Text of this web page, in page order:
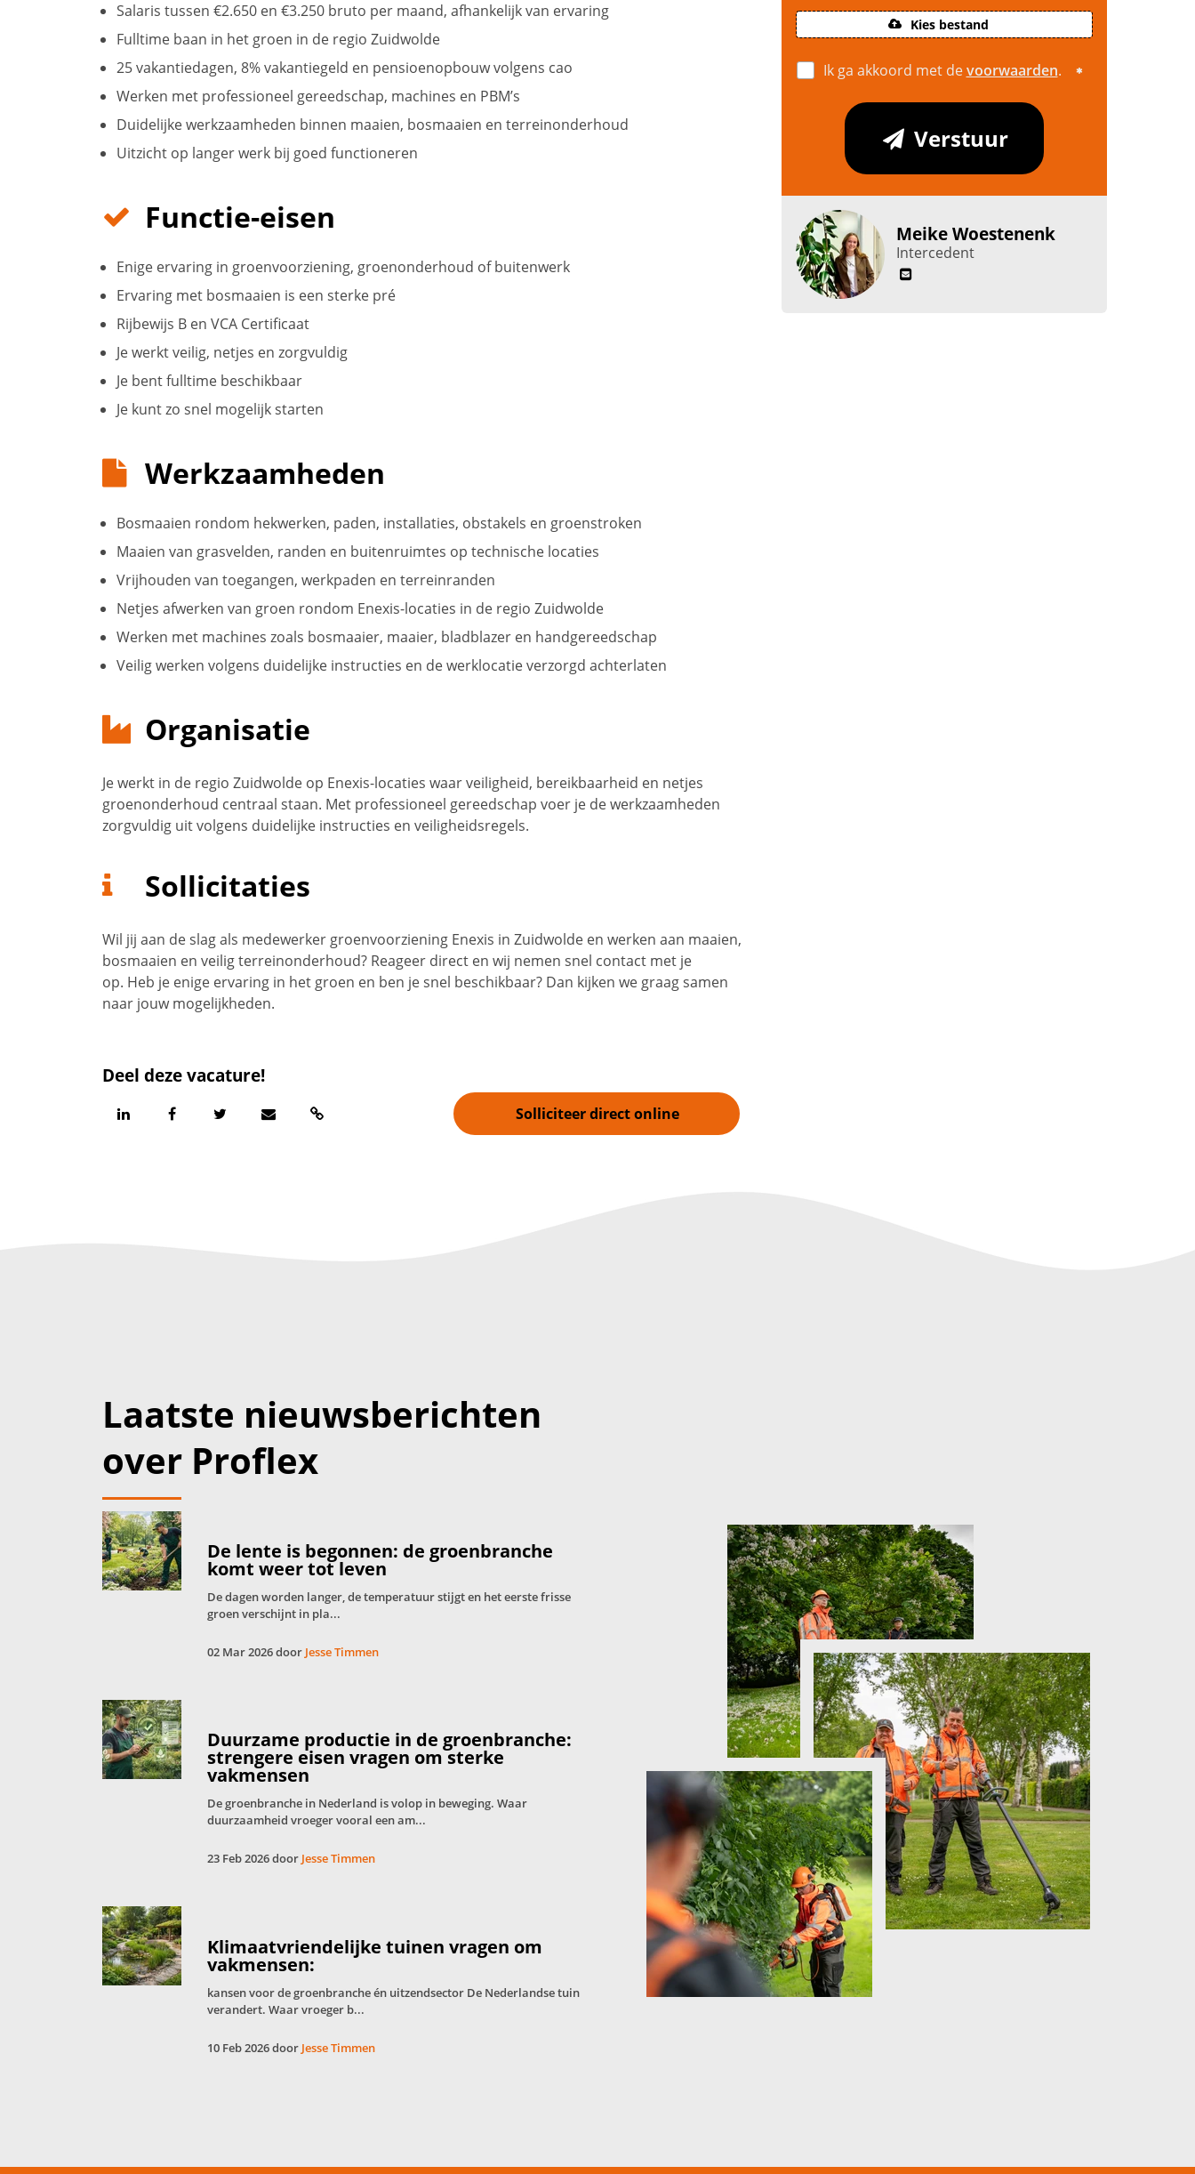
Salaris tussen €2.650 en €3.250 bruto per maand, afhankelijk van ervaring
Fulltime baan in het groen in de regio Zuidwolde
25 vakantiedagen, 8% vakantiegeld en pensioenopbouw volgens cao
Werken met professioneel gereedschap, machines en PBM’s
Duidelijke werkzaamheden binnen maaien, bosmaaien en terreinonderhoud
Uitzicht op langer werk bij goed functioneren
Functie-eisen
Enige ervaring in groenvoorziening, groenonderhoud of buitenwerk
Ervaring met bosmaaien is een sterke pré
Rijbewijs B en VCA Certificaat
Je werkt veilig, netjes en zorgvuldig
Je bent fulltime beschikbaar
Je kunt zo snel mogelijk starten
Werkzaamheden
Bosmaaien rondom hekwerken, paden, installaties, obstakels en groenstroken
Maaien van grasvelden, randen en buitenruimtes op technische locaties
Vrijhouden van toegangen, werkpaden en terreinranden
Netjes afwerken van groen rondom Enexis-locaties in de regio Zuidwolde
Werken met machines zoals bosmaaier, maaier, bladblazer en handgereedschap
Veilig werken volgens duidelijke instructies en de werklocatie verzorgd achterlaten
Organisatie
Je werkt in de regio Zuidwolde op Enexis-locaties waar veiligheid, bereikbaarheid en netjes
groenonderhoud centraal staan. Met professioneel gereedschap voer je de werkzaamheden
zorgvuldig uit volgens duidelijke instructies en veiligheidsregels.
Sollicitaties
Wil jij aan de slag als medewerker groenvoorziening Enexis in Zuidwolde en werken aan maaien,
bosmaaien en veilig terreinonderhoud? Reageer direct en wij nemen snel contact met je
op. Heb je enige ervaring in het groen en ben je snel beschikbaar? Dan kijken we graag samen
naar jouw mogelijkheden.
Deel deze vacature!
Solliciteer direct online
Meike Woestenenk
Intercedent
Kies bestand
Ik ga akkoord met devoorwaarden.
Verstuur
Laatste nieuwsberichten
over Proflex
De lente is begonnen: de groenbranche
komt weer tot leven
De dagen worden langer, de temperatuur stijgt en het eerste frisse
groen verschijnt in pla...
02 Mar 2026 door Jesse Timmen
Duurzame productie in de groenbranche:
strengere eisen vragen om sterke
vakmensen
De groenbranche in Nederland is volop in beweging. Waar
duurzaamheid vroeger vooral een am...
23 Feb 2026 door Jesse Timmen
Klimaatvriendelijke tuinen vragen om
vakmensen:
kansen voor de groenbranche én uitzendsector De Nederlandse tuin
verandert. Waar vroeger b...
10 Feb 2026 door Jesse Timmen